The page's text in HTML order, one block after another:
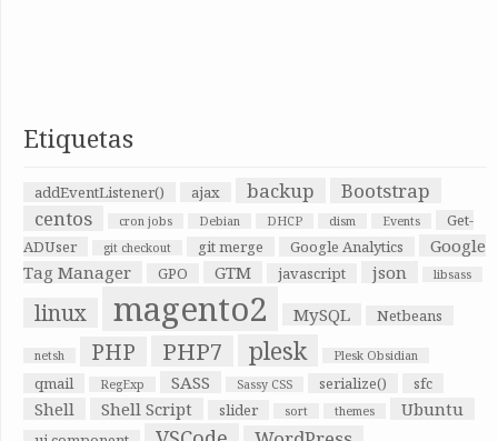
Etiquetas
addEventListener() ajax backup
Bootstrap
centos
cron jobs Debian DHCP dism Events
Get-
ADUser
git checkout git merge Google Analytics
Google
Tag Manager
GPO GTM javascript json libsass
linux magento2 MySQL Netbeans
netsh PHP PHP7 plesk Plesk Obsidian
qmail RegExp SASS Sassy CSS serialize() sfc
Shell Shell Script slider sort themes Ubuntu